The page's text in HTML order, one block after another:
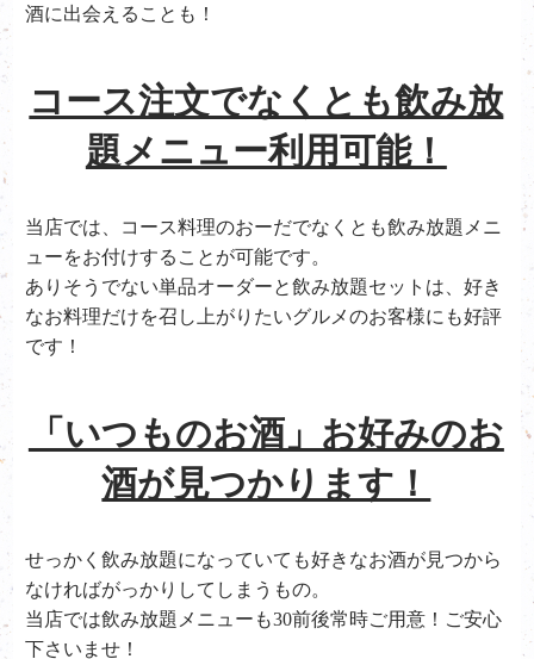
酒に出会えることも！
コース注文でなくとも飲み放
題メニュー利用可能！
当店では、コース料理のおーだでなくとも飲み放題メニ
ューをお付けすることが可能です。
ありそうでない単品オーダーと飲み放題セットは、好き
なお料理だけを召し上がりたいグルメのお客様にも好評
です！
「いつものお酒」お好みのお
酒が見つかります！
せっかく飲み放題になっていても好きなお酒が見つから
なければがっかりしてしまうもの。
当店では飲み放題メニューも30前後常時ご用意！ご安心
下さいませ！